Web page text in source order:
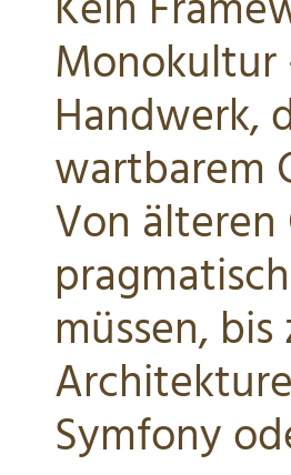
Handwerk,
wartbarem
Von älteren
müssen,
Symfony